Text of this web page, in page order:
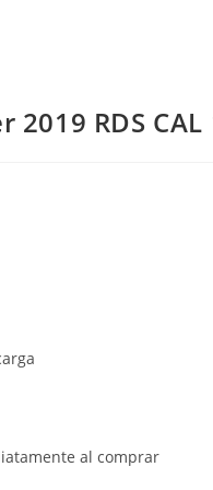
RDS CAL
al comprar